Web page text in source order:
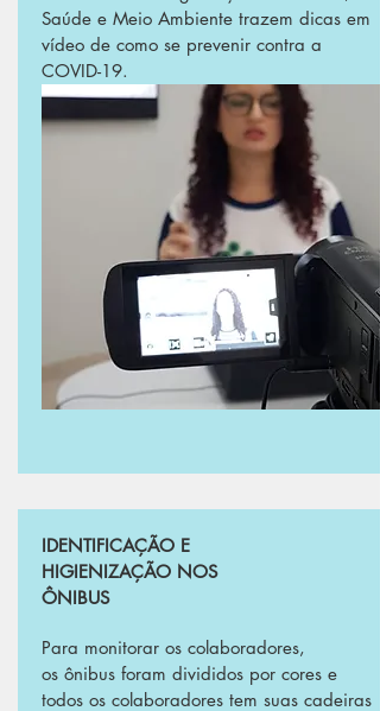
Saúde e Meio Ambiente trazem dicas em
vídeo de como se prevenir contra a
COVID-19.
IDENTIFICAÇÃO E
HIGIENIZAÇÃO NOS
ÔNIBUS
Para monitorar os colaboradores,
os ônibus foram divididos por cores e
todos os colaboradores tem suas cadeiras